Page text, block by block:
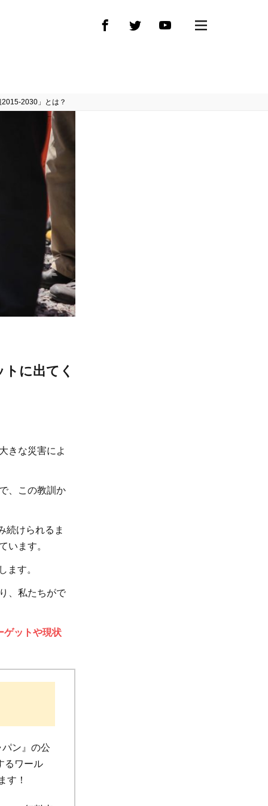
2030」とは？
に出てく
きな災害によ
、この教訓か
続けられるま
います。
ます。
、私たちがで
ゲットや現状
ン』の公
るワール
す！